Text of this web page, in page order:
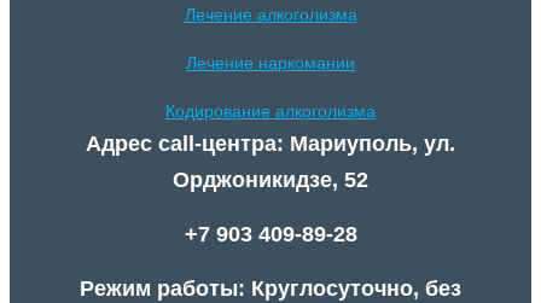
Лечение алкоголизма
Лечение наркомании
Кодирование алкоголизма
Адрес call-центра: Мариуполь, ул.
Орджоникидзе, 52
+7 903 409-89-28
Режим работы: Круглосуточно, без